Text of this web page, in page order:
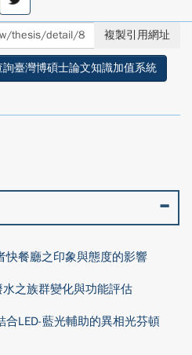
享
至
twitter
複製引用網址
詢臺灣博碩士論文知識加值系統
快餐廳之印象與態度的影響
水之族群變化與功能評估
合LED-藍光輔助的異相光芬頓